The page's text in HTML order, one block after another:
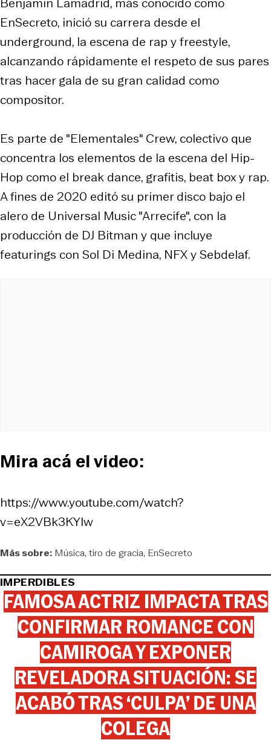
EnSecreto, inició su carrera desde el
underground, la escena de rap y freestyle,
alcanzando rápidamente el respeto de sus pares
tras hacer gala de su gran calidad como
compositor.
Es parte de "Elementales" Crew, colectivo que
concentra los elementos de la escena del Hip-
Hop como el break dance, grafitis, beat box y rap.
A fines de 2020 editó su primer disco bajo el
alero de Universal Music "Arrecife", con la
producción de DJ Bitman y que incluye
featurings con Sol Di Medina, NFX y Sebdelaf.
Mira acá el video:
https://www.youtube.com/watch?
v=eX2VBk3KYIw
Más sobre: Música tiro de gracia EnSecreto
IMPERDIBLES
FAMOSA ACTRIZ IMPACTA TRAS
CONFIRMAR ROMANCE CON
CAMIROGA Y EXPONER
REVELADORA SITUACIÓN: SE
ACABÓ TRAS ‘CULPA’ DE UNA
COLEGA